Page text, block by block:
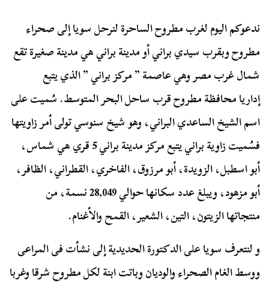
ندعوكم اليوم لغرب مطروح الساحرة لنرحل سويا إلى صحراء
مطروح وبقرب سيدي براني أو مدينة براني هي مدينة صغيرة تقع
شمال غرب مصر وهي عاصمة ” مركز براني ” الذي يتبع
إداريا محافظة مطروح قرب ساحل البحر المتوسط. سُميت على
اسم الشيخ الساعدي البراني، وهو شيخ سنوسي تولى أمر زاويتها
فسُميت زاوية براني يتبع مركز مدينة براني 5 قري هي شماس،
أبو اسطبل، الزويدة، أبو مرزوق، الفاخري، القطراني، الظافر،
أبو مزهود، ويبلغ عدد سكانها حوالي 28,049 نسمة، من
منتجاتها الزيتون، التين،الشعير، القمح والأغنام.
و لنتعرف سويا على الدكتورة الحديدية إلى نشأت فى المراعى
ووسط الغام الصحراء والوديان وباتت ابنة لكل مطروح شرقا وغربا